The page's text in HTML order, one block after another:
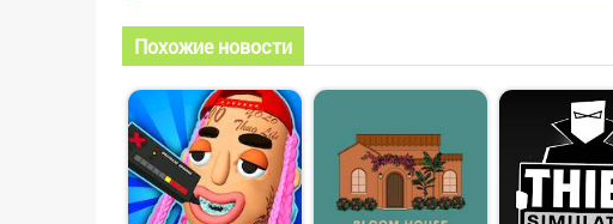
Похожие новости